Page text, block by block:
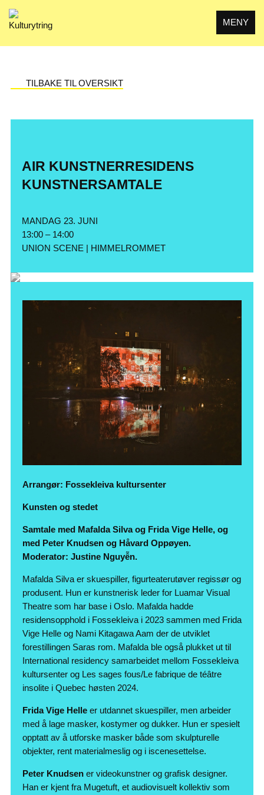
MENY
TILBAKE TIL OVERSIKT
AIR KUNSTNERRESIDENS
KUNSTNERSAMTALE
MANDAG 23. JUNI
13:00 – 14:00
UNION SCENE | HIMMELROMMET
Arrangør: Fossekleiva kultursenter
Kunsten og stedet
Samtale med Mafalda Silva og Frida Vige Helle, og
med Peter Knudsen og Håvard Oppøyen.
Moderator: Justine Nguyễn.
Mafalda Silva er skuespiller, figurteaterutøver regissør og
produsent. Hun er kunstnerisk leder for Luamar Visual
Theatre som har base i Oslo. Mafalda hadde
residensopphold i Fossekleiva i 2023 sammen med Frida
Vige Helle og Nami Kitagawa Aam der de utviklet
forestillingen Saras rom. Mafalda ble også plukket ut til
International residency samarbeidet mellom Fossekleiva
kultursenter og Les sages fous/Le fabrique de téâtre
insolite i Quebec høsten 2024.
Frida Vige Helleer utdannet skuespiller, men arbeider
med å lage masker, kostymer og dukker. Hun er spesielt
opptatt av å utforske masker både som skulpturelle
objekter, rent materialmeslig og i iscenesettelse.
Peter Knudsener videokunstner og grafisk designer.
Han er kjent fra Mugetuft, et audiovisuelt kollektiv som